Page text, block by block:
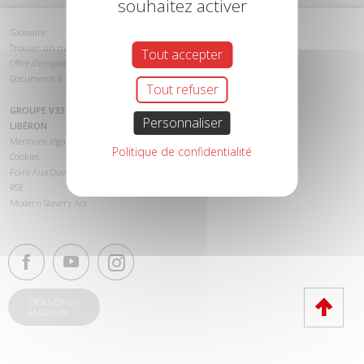
Glossaire
Trouver un magasin
Offre d’emploi
Documents à télécharger
GROUPE V33
LIBÉRON
Mentions légales
Cookies
Foire Aux Questions (FAQ)
RSE
Modern Slavery Act
souhaitez activer
Tout accepter
Tout refuser
Personnaliser
Politique de confidentialité